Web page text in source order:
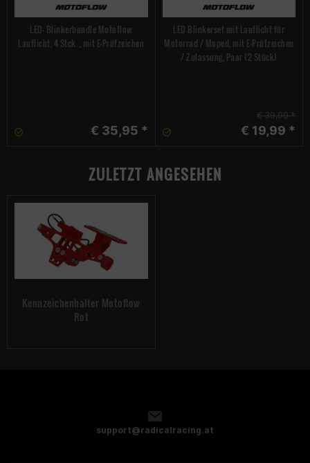
LED- Blinkerbundle Motoflow
Lauflicht, 4 Stck. , mit E-Prüfzeichen
€ 35,95 *
LED Blinkerset mit Lauflicht für
Motorrad / Moped, mit E-Prüfzeichen
/ Zulassung, Paar (2 Stück)
€ 39,99 *
€ 19,99 *
ZULETZT ANGESEHEN
Kennzeichenhalter Motoflow
Rot
support@radicalracing.at